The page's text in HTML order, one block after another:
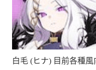
白毛 (ヒナ) 目前各種